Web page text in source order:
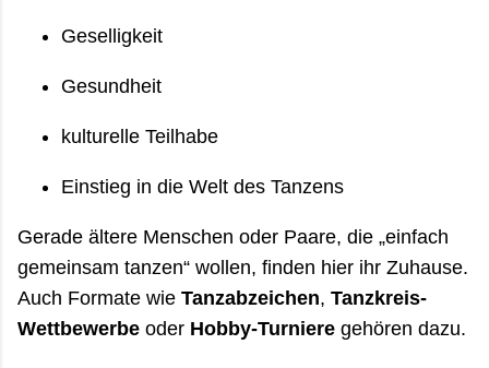
Geselligkeit
Gesundheit
kulturelle Teilhabe
Einstieg in die Welt des Tanzens
Gerade ältere Menschen oder Paare, die „einfach
gemeinsam tanzen“ wollen, finden hier ihr Zuhause.
Auch Formate wie Tanzabzeichen, Tanzkreis-
Wettbewerbe oder Hobby-Turniere gehören dazu.